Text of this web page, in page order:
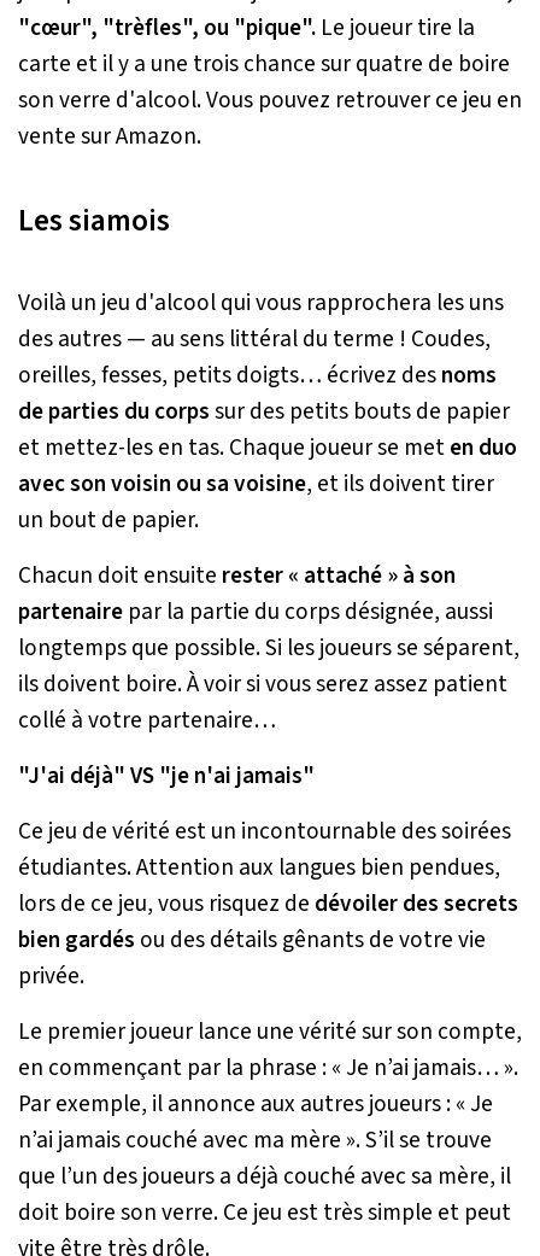
"cœur", "trèfles", ou "pique". Le joueur tire la
carte et il y a une trois chance sur quatre de boire
son verre d'alcool. Vous pouvez retrouver ce jeu en
vente sur Amazon.
Les siamois
Voilà un jeu d'alcool qui vous rapprochera les uns
des autres — au sens littéral du terme ! Coudes,
oreilles, fesses, petits doigts… écrivez desnoms
de parties du corpssur des petits bouts de papier
et mettez-les en tas. Chaque joueur se meten duo
avec son voisin ou sa voisine, et ils doivent tirer
un bout de papier.
Chacun doit ensuite rester « attaché » à son
partenaire par la partie du corps désignée, aussi
longtemps que possible. Si les joueurs se séparent,
ils doivent boire. À voir si vous serez assez patient
collé à votre partenaire…
"J'ai déjà" VS "je n'ai jamais"
Ce jeu de vérité est un incontournable des soirées
étudiantes. Attention aux langues bien pendues,
lors de ce jeu, vous risquez de dévoiler des secrets
bien gardés ou des détails gênants de votre vie
privée.
Le premier joueur lance une vérité sur son compte,
en commençant par la phrase : « Je n’ai jamais… ».
Par exemple, il annonce aux autres joueurs : « Je
n’ai jamais couché avec ma mère ». S’il se trouve
que l’un des joueurs a déjà couché avec sa mère, il
doit boire son verre. Ce jeu est très simple et peut
vite être très drôle.